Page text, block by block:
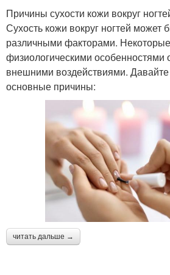
Причины сухости кожи вокруг
Сухость кожи вокруг ногтей может
различными факторами.
физиологическими особенностями
внешними воздействиями.
основные причины:
читать дальше →